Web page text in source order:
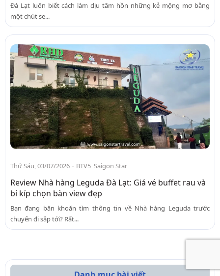
Đà Lạt luôn biết cách làm dịu tâm hồn những kẻ mộng mơ bằng
một chút se...
Thứ Sáu, 03/07/2026 - BTV5_Saigon Star
Review Nhà hàng Leguda Đà Lạt: Giá vé buffet rau và
bí kíp chọn bàn view đẹp
Bạn đang băn khoăn tìm thông tin về Nhà hàng Leguda trước
chuyến đi sắp tới? Rất...